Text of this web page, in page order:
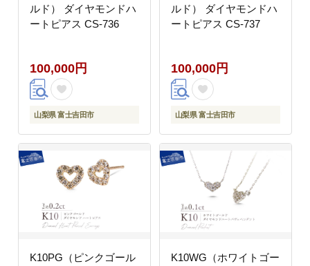
ルド） ダイヤモンドハ
ートピアス CS-736
100,000円
山梨県 富士吉田市
ルド） ダイヤモンドハ
ートピアス CS-737
100,000円
山梨県 富士吉田市
K10PG（ピンクゴール
K10WG（ホワイトゴー